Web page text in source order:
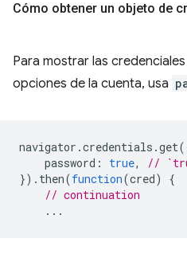
Cómo obtener un objeto de
Para mostrar las
opciones de la cuenta, usa
navigator .credentials .get
password : true,
//
}). then(function(cred)
{
// continuation
...